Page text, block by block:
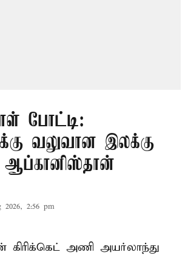
போட்டி:
வலுவான இலக்கு
ஆப்கானிஸ்தான்
2026, 2:56 pm
கிரிக்கெட் அணி அயர்லாந்து